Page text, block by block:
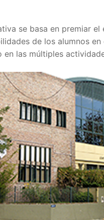
se basa en premiar
de los alumnos
en las múltiples